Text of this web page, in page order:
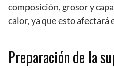
composición, grosor y
calor, ya que esto afectará
Preparación de la